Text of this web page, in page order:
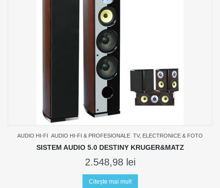
AUDIO HI-FI AUDIO HI-FI & PROFESIONALE TV, ELECTRONICE & FOTO
SISTEM AUDIO 5.0 DESTINY KRUGER&MATZ
2.548,98 lei
Citește mai mult